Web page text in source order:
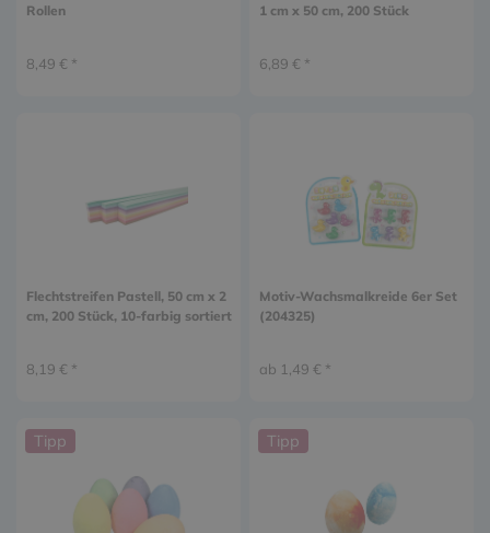
Rollen
8,49 € *
1 cm x 50 cm, 200 Stück
6,89 € *
Flechtstreifen Pastell, 50 cm x 2
cm, 200 Stück, 10-farbig sortiert
8,19 € *
Motiv-Wachsmalkreide 6er Set
(204325)
ab 1,49 € *
Tipp Tipp